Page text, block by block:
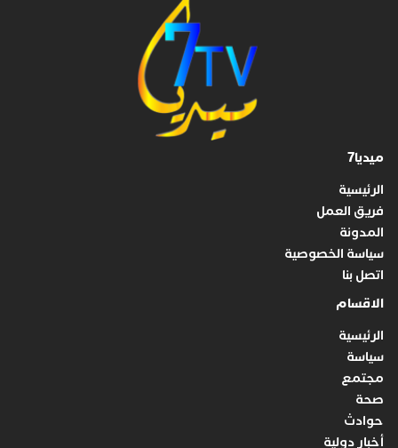
ميديا7
الرئيسية
فريق العمل
المدونة
سياسة الخصوصية
اتصل بنا
الاقسام
الرئيسية
سياسة
مجتمع
صحة
حوادث
أخبار دولية